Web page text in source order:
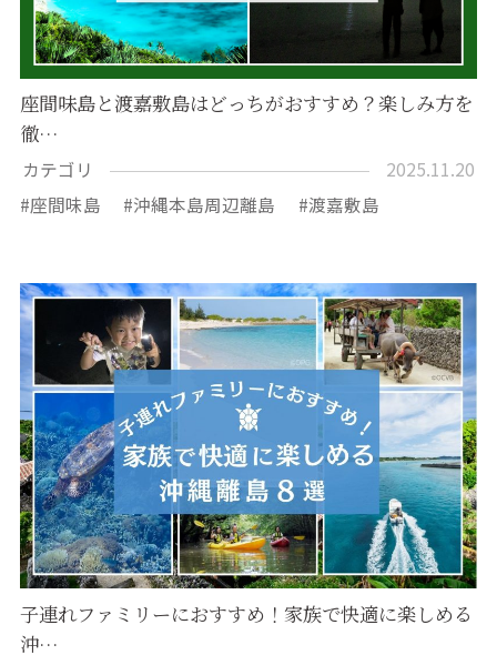
座間味島と渡嘉敷島はどっちがおすすめ？楽しみ方を
徹…
カテゴリ
2025.11.20
座間味島
沖縄本島周辺離島 渡嘉敷島
子連れファミリーにおすすめ！家族で快適に楽しめる
沖…